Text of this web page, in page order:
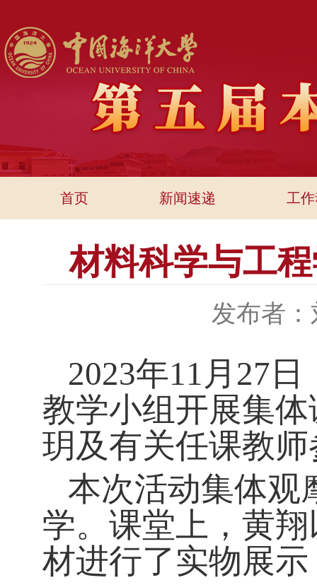
首页 新闻速递 工
材料科学与工
发布者：
2023年11月27
教学小组开展集
玥及有关任课教
本次活动集体观
学。课堂上，黄
材进行了实物展